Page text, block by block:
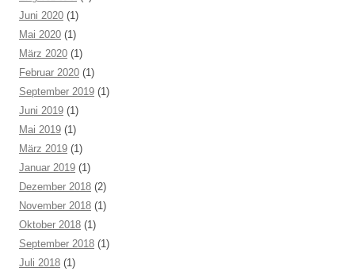
Juni 2020 (1)
Mai 2020 (1)
März 2020 (1)
Februar 2020 (1)
September 2019 (1)
Juni 2019 (1)
Mai 2019 (1)
März 2019 (1)
Januar 2019 (1)
Dezember 2018 (2)
November 2018 (1)
Oktober 2018 (1)
September 2018 (1)
Juli 2018 (1)